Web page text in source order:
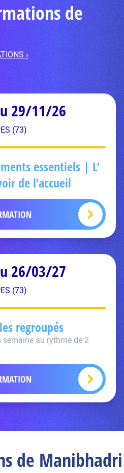
de
›
29/11/26
(73)
essentiels | L’
de l’accueil
26/03/27
(73)
regroupés
semaine au rythme de 2
de Manibhadri